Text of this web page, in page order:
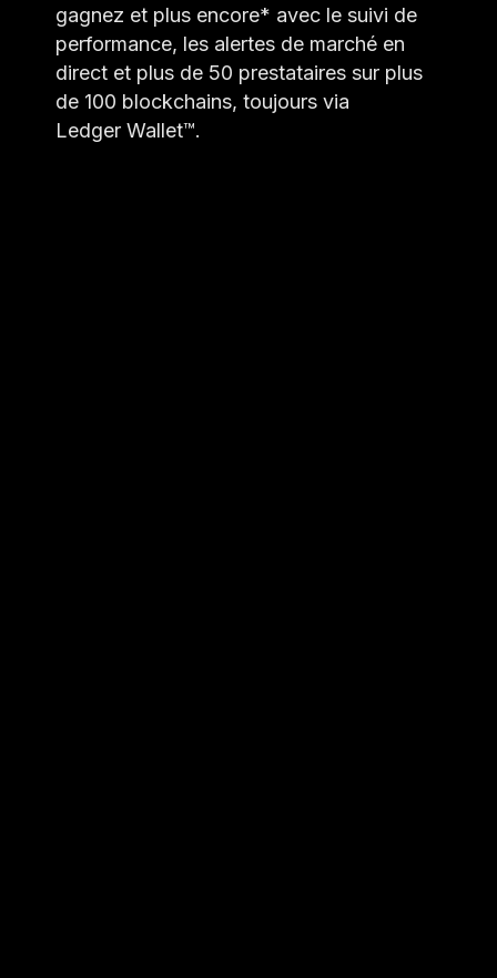
gagnez et plus encore* avec le suivi de
performance, les alertes de marché en
direct et plus de 50 prestataires sur plus
de 100 blockchains, toujours via
Ledger Wallet™.